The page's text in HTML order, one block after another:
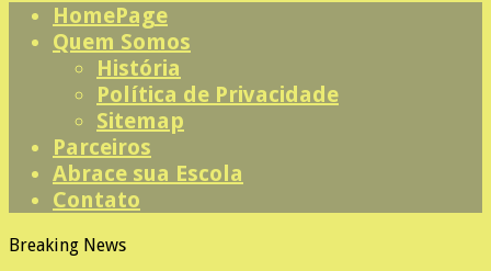
HomePage
Quem Somos
História
Política de Privacidade
Sitemap
Parceiros
Abrace sua Escola
Contato
Breaking News